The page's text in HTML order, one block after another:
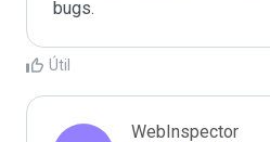
bugs.
Útil
WebInspector